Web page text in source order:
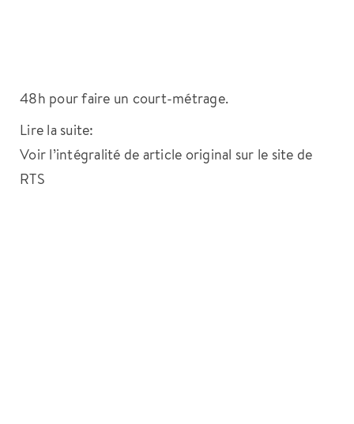
48h pour faire un court-métrage.
Lire la suite:
Voir l’intégralité de article original sur le site de
RTS